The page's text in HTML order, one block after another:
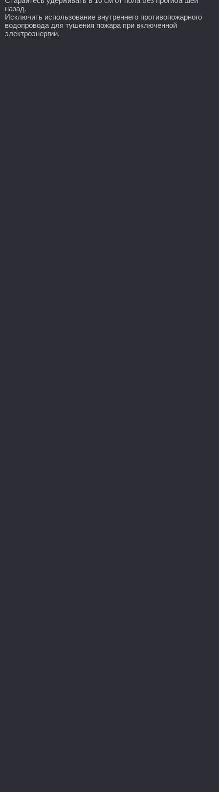
назад.
Исключить использование внутреннего противопожарного
водопровода для тушения пожара при включенной
электроэнергии.